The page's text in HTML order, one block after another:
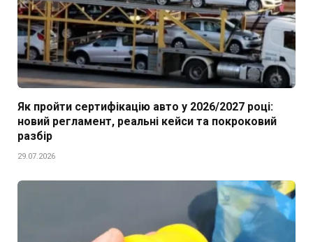
Як пройти сертифікацію авто у 2026/2027 році:
новий регламент, реальні кейси та покроковий
разбір
29.07.2026